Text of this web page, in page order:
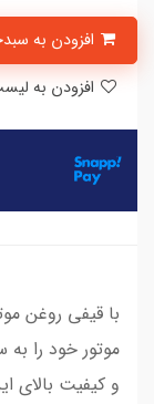
با قیفی روغن
موتور خود را
و کیفیت بالای